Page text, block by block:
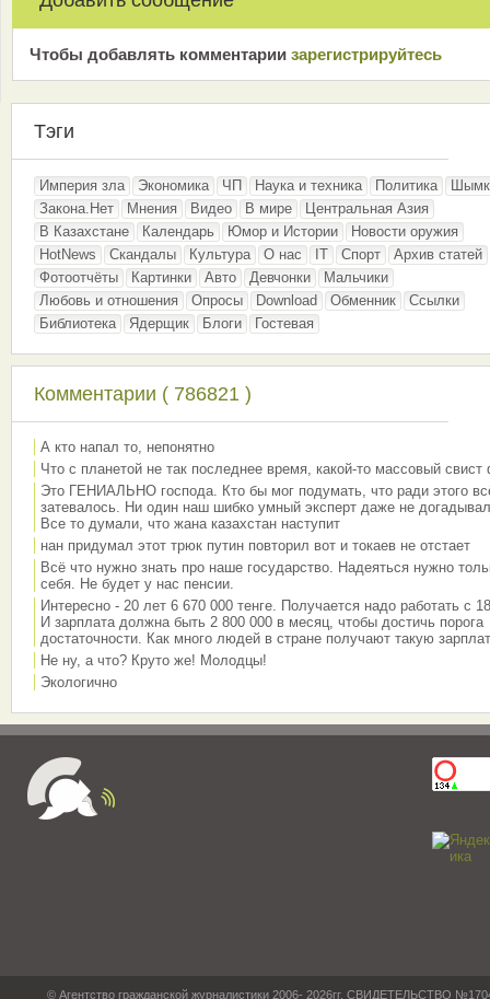
Чтобы добавлять комментарии зарeгиcтрирyйтeсь
Тэги
Империя зла Экономика ЧП Наука и техника Политика
Закона.Нет
Мнения Видео В мире
Центральная Азия
В Казахстане
Календарь Юмор и Истории
Новости оружия
HotNews
Скандалы Культура О нас IT Спорт
Архив статей
Фотоотчёты
Картинки Авто Девчонки
Мальчики
Любовь и отношения
Опросы Download Обменник
Ссылки
Библиотека
Ядерщик Блоги Гостевая
Комментарии ( 786821 )
А кто напал то, непонятно
Что с планетой не так последнее время, какой-то массовый свист
Это ГЕНИАЛЬНО господа. Кто бы мог подумать, что ради этого
затевалось. Ни один наш шибко умный эксперт даже не
Все то думали, что жана казахстан наступит
нан придумал этот трюк путин повторил вот и токаев не отстает
Всё что нужно знать про наше государство. Надеяться нужно
себя. Не будет у нас пенсии.
Интересно - 20 лет 6 670 000 тенге. Получается надо работать с
И зарплата должна быть 2 800 000 в месяц, чтобы достичь порога
достаточности. Как много людей в стране получают такую
Не ну, а что? Круто же! Молодцы!
Экологично
© Агентство гражданской журналистики 2006- 2026гг. СВИДЕТЕЛЬСТВО